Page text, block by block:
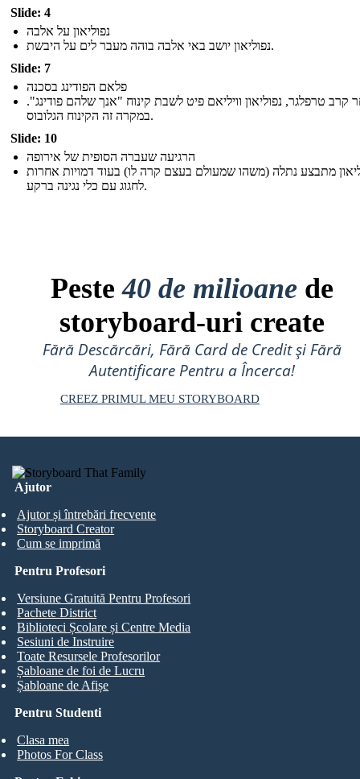
Slide: 4
נפוליאון על אלבה
נפוליאון יושב באי אלבה בוהה מעבר לים על היבשת.
Slide: 7
פלאם הפודינג בסכנה
קרב טרפלגר, נפוליאון וויליאם פיט לשבת קינוח "אנך שלהם פודינג".
במקרה זה הקינוח הגלובוס.
Slide: 10
הרגיעה שעברה הסופית של אירופה
מתבצע נתלה (משהו שמעולם בעצם קרה לו) בעוד דמויות אחרות
לחגוג עם כלי נגינה ברקע.
Peste40 de milioane de
storyboard-uri create
Fără Descărcări, Fără Card de Credit și Fără
Autentificare Pentru a Încerca!
CREEZ PRIMUL MEU STORYBOARD
Ajutor
Ajutor și întrebări frecvente
Storyboard Creator
Cum se imprimă
Pentru Studenti
Clasa mea
Photos For Class
Pentru Profesori
Versiune Gratuită Pentru Profesori
Pachete District
Biblioteci Școlare și Centre Media
Sesiuni de Instruire
Toate Resursele Profesorilor
Șabloane de foi de Lucru
Șabloane de Afișe